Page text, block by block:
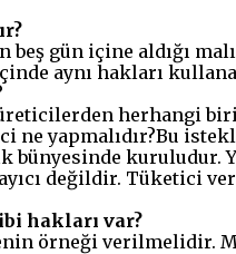
gün içine aldığı
aynı hakları
üreticilerden herhangi
ne yapmalıdır?Bu
kuruludur.
değildir. Tüketici
hakları var?
örneği verilmelidir.